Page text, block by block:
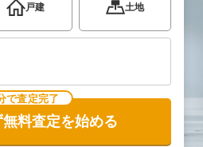
戸建 土地
で査定完了
無料査定を始める